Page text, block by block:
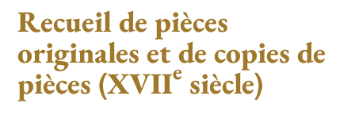
Recueil de pièces
originales et de copies de
pièces (XVIIe siècle)